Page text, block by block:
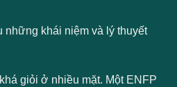
những khái niệm và lý thuyết
giỏi ở nhiều mặt. Một ENFP